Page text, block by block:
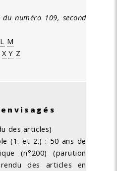
numéro 109, second
L M
X Y Z
des articles)
(1. et 2.) : 50 ans de
(n°200) (parution
des articles en